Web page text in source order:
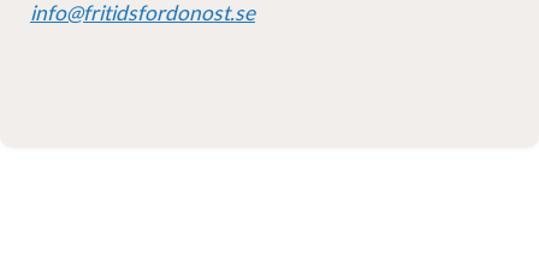
info@fritidsfordonost.se